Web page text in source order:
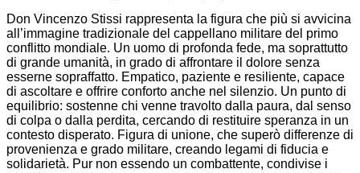
Don Vincenzo Stissi rappresenta la figura che più si avvicina
all’immagine tradizionale del cappellano militare del primo
conflitto mondiale. Un uomo di profonda fede, ma soprattutto
di grande umanità, in grado di affrontare il dolore senza
esserne sopraffatto. Empatico, paziente e resiliente, capace
di ascoltare e offrire conforto anche nel silenzio. Un punto di
equilibrio: sostenne chi venne travolto dalla paura, dal senso
di colpa o dalla perdita, cercando di restituire speranza in un
contesto disperato. Figura di unione, che superò differenze di
provenienza e grado militare, creando legami di fiducia e
solidarietà. Pur non essendo un combattente, condivise i